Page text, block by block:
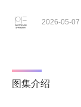
2026-05-07
图集介绍